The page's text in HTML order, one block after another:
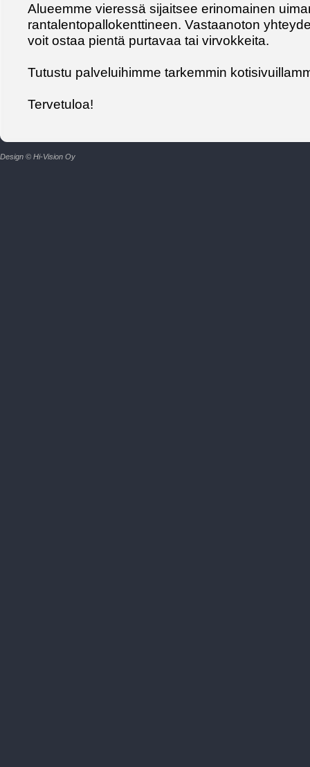
Alueemme vieressä sijaitsee erinomainen
rantalentopallokenttineen. Vastaanoton
voit ostaa pientä purtavaa tai virvokkeita.
Tutustu palveluihimme tarkemmin
Tervetuloa!
Design © Hi-Vision Oy